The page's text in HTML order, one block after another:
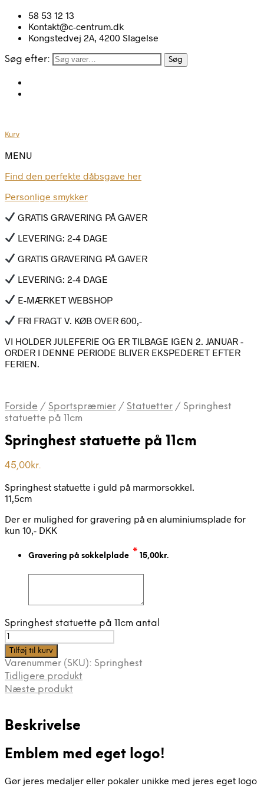
58 53 12 13
Kontakt@c-centrum.dk
Kongstedvej 2A, 4200 Slagelse
Søg efter: Søg
Kurv
MENU
Find den perfekte dåbsgave her
Personlige smykker
GRATIS GRAVERING PÅ GAVER
LEVERING: 2-4 DAGE
GRATIS GRAVERING PÅ GAVER
LEVERING: 2-4 DAGE
E-MÆRKET WEBSHOP
FRI FRAGT V. KØB OVER 600,-
VI HOLDER JULEFERIE OG ER TILBAGE IGEN 2. JANUAR -
ORDER I DENNE PERIODE BLIVER EKSPEDERET EFTER
FERIEN.
Forside / Sportspræmier / Statuetter / Springhest
statuette på 11cm
Springhest statuette på 11cm
45,00kr.
Springhest statuette i guld på marmorsokkel.
11,5cm
Der er mulighed for gravering på en aluminiumsplade for
kun 10,- DKK
Gravering på sokkelplade * 15,00 kr.
Springhest statuette på 11cm antal
Tilføj til kurv
Varenummer (SKU): Springhest
Tidligere produkt
Næste produkt
Beskrivelse
Emblem med eget logo!
Gør jeres medaljer eller pokaler unikke med jeres eget logo